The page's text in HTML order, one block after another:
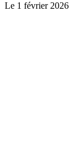
Le 1 février 2026